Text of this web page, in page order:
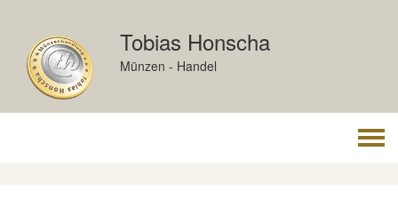
content
Tobias Honscha
Münzen - Handel